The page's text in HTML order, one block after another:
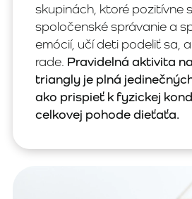
skupinách, ktoré pozitívne
spoločenské správanie a
emócií, učí deti podeliť sa,
rade. Pravidelná aktivita
triangly je plná
ako prispieť k fyzickej
celkovej pohode dieťaťa.